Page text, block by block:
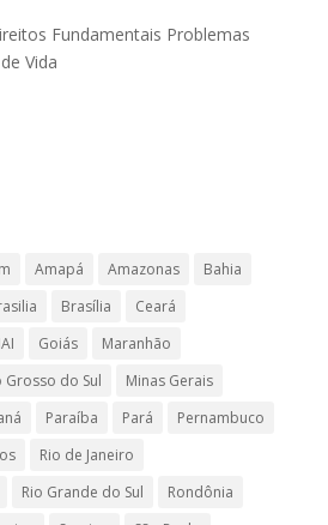
Fundamentais Problemas
Vida
Amapá Amazonas
Bahia
Brasília
Ceará
Goiás
Maranhão
Grosso do Sul
Minas Gerais
Paraíba Pará
Pernambuco
Rio de Janeiro
Rio Grande do Sul
Rondônia